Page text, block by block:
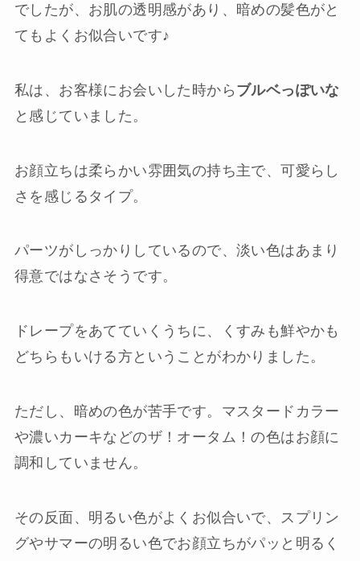
でしたが、お肌の透明感があり、暗めの髪色がと
てもよくお似合いです♪
私は、お客様にお会いした時から ブルベっぽいな
と感じていました。
お顔立ちは柔らかい雰囲気の持ち主で、可愛らし
さを感じるタイプ。
パーツがしっかりしているので、淡い色はあまり
得意ではなさそうです。
ドレープをあてていくうちに、くすみも鮮やかも
どちらもいける方ということがわかりました。
ただし、暗めの色が苦手です。マスタードカラー
や濃いカーキなどのザ！オータム！の色はお顔に
調和していません。
その反面、明るい色がよくお似合いで、スプリン
グやサマーの明るい色でお顔立ちがパッと明るく